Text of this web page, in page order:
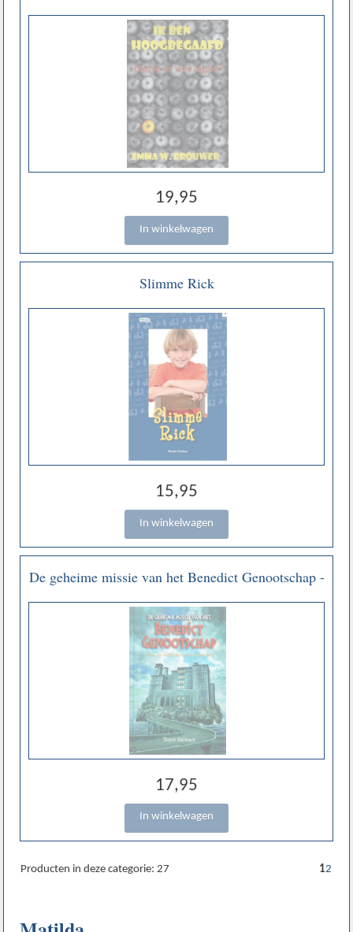
W. Brouwer
19,95
Slimme Rick
15,95
De geheime missie van het Benedict Genootschap -
Trent Stewart
17,95
Producten in deze categorie: 27 12